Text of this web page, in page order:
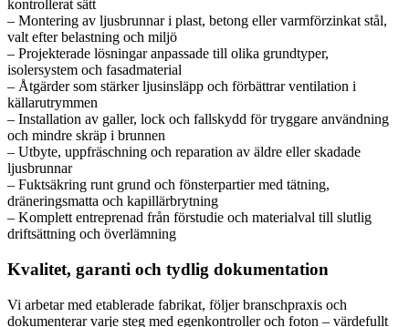
kontrollerat sätt
– Montering av ljusbrunnar i plast, betong eller varmförzinkat stål,
valt efter belastning och miljö
– Projekterade lösningar anpassade till olika grundtyper,
isolersystem och fasadmaterial
– Åtgärder som stärker ljusinsläpp och förbättrar ventilation i
källarutrymmen
– Installation av galler, lock och fallskydd för tryggare användning
och mindre skräp i brunnen
– Utbyte, uppfräschning och reparation av äldre eller skadade
ljusbrunnar
– Fuktsäkring runt grund och fönsterpartier med tätning,
dräneringsmatta och kapillärbrytning
– Komplett entreprenad från förstudie och materialval till slutlig
driftsättning och överlämning
Kvalitet, garanti och tydlig dokumentation
Vi arbetar med etablerade fabrikat, följer branschpraxis och
dokumenterar varje steg med egenkontroller och foton – värdefullt